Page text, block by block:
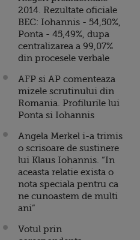
2014. Rezultate oficiale
BEC: Iohannis - 54,50%,
Ponta - 45,49%, dupa
centralizarea a 99,07%
din procesele verbale
AFP si AP comenteaza
mizele scrutinului din
Romania. Profilurile lui
Ponta si Iohannis
Angela Merkel i-a trimis
o scrisoare de sustinere
lui Klaus Iohannis. “In
aceasta relatie exista o
nota speciala pentru ca
ne cunoastem de multi
ani”
Votul prin